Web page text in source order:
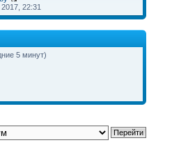
22:31
5 минут)